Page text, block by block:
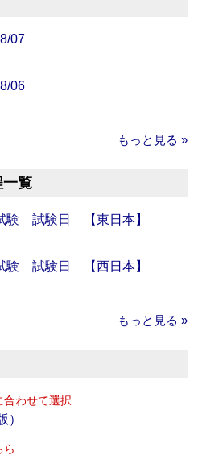
07
06
もっと見る »
一覧
験 試験日 【東日本】
験 試験日 【西日本】
もっと見る »
合わせて選択
）
ら